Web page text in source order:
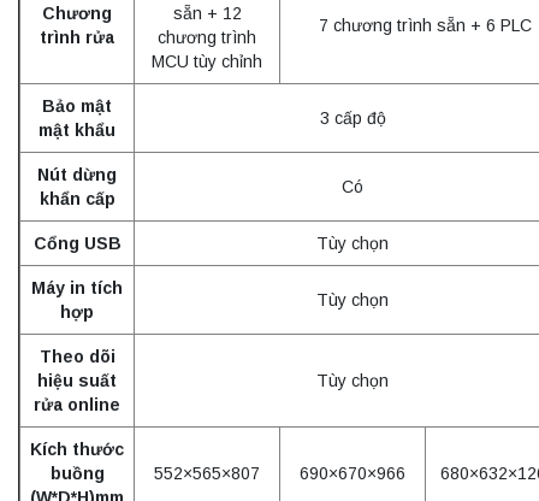
Chương
trình rửa
sẵn + 12
chương trình
MCU tùy chỉnh
7 chương trình sẵn + 6 PLC
Bảo mật
mật khẩu
3 cấp độ
Nút dừng
khẩn cấp
Có
Cổng USB Tùy chọn
Máy in tích
hợp
Tùy chọn
Theo dõi
hiệu suất
rửa online
Tùy chọn
Kích thước
buồng
(W*D*H)mm
552×565×807 690×670×966